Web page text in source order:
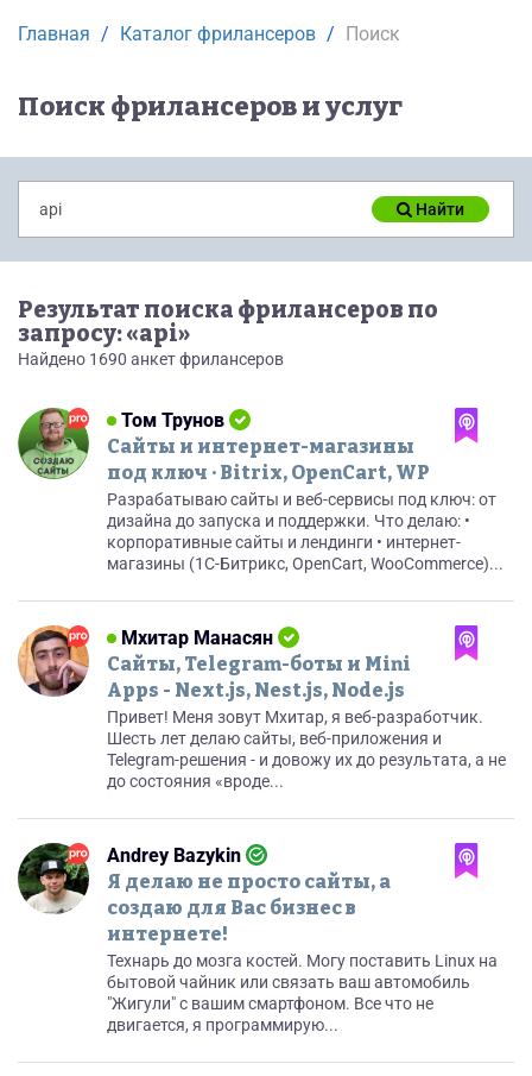
Главная Каталог фрилансеров Поиск
Поиск фрилансеров и услуг
Найти
Результат поиска фрилансеров по
запросу: «api»
Найдено 1690 анкет фрилансеров
Том Трунов
Сайты и интернет-магазины
под ключ · Bitrix, OpenCart, WP
Разрабатываю сайты и веб-сервисы под ключ: от
дизайна до запуска и поддержки. Что делаю: •
корпоративные сайты и лендинги • интернет-
магазины (1C-Битрикс, OpenCart, WooCommerce)...
Мхитар Манасян
Сайты, Telegram-боты и Mini
Apps - Next.js, Nest.js, Node.js
Привет! Меня зовут Мхитар, я веб-разработчик.
Шесть лет делаю сайты, веб-приложения и
Telegram-решения - и довожу их до результата, а не
до состояния «вроде...
Andrey Bazykin
Я делаю не просто сайты, а
создаю для Вас бизнес в
интернете!
Технарь до мозга костей. Могу поставить Linux на
бытовой чайник или связать ваш автомобиль
"Жигули" с вашим смартфоном. Все что не
двигается, я программирую...